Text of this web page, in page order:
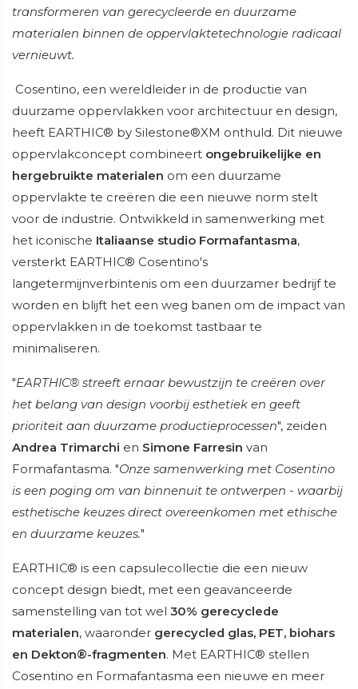
transformeren van gerecycleerde en duurzame
materialen binnen de oppervlaktetechnologie radicaal
vernieuwt.
Cosentino, een wereldleider in de productie van
duurzame oppervlakken voor architectuur en design,
heeft EARTHIC® by Silestone®XM onthuld. Dit nieuwe
oppervlakconcept combineert ongebruikelijke en
hergebruikte materialen om een duurzame
oppervlakte te creëren die een nieuwe norm stelt
voor de industrie. Ontwikkeld in samenwerking met
het iconische Italiaanse studio Formafantasma,
versterkt EARTHIC® Cosentino's
langetermijnverbintenis om een duurzamer bedrijf te
worden en blijft het een weg banen om de impact van
oppervlakken in de toekomst tastbaar te
minimaliseren.
"EARTHIC® streeft ernaar bewustzijn te creëren over
het belang van design voorbij esthetiek en geeft
prioriteit aan duurzame productieprocessen", zeiden
Andrea Trimarchi en Simone Farresin van
Formafantasma. "Onze samenwerking met Cosentino
is een poging om van binnenuit te ontwerpen - waarbij
esthetische keuzes direct overeenkomen met ethische
en duurzame keuzes."
EARTHIC® is een capsulecollectie die een nieuw
concept design biedt, met een geavanceerde
samenstelling van tot wel 30% gerecyclede
materialen, waaronder gerecycled glas, PET, biohars
en Dekton®-fragmenten. Met EARTHIC® stellen
Cosentino en Formafantasma een nieuwe en meer